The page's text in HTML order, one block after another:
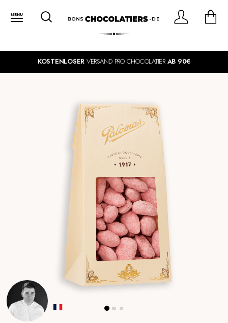
KOSTENLOSER VERSAND PRO CHOCOLATIER AB 90€